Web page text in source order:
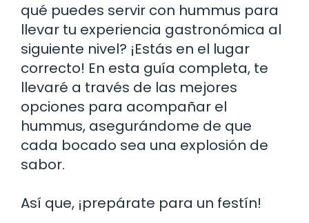
qué puedes servir con hummus para
llevar tu experiencia gastronómica al
siguiente nivel? ¡Estás en el lugar
correcto! En esta guía completa, te
llevaré a través de las mejores
opciones para acompañar el
hummus, asegurándome de que
cada bocado sea una explosión de
sabor.
Así que, ¡prepárate para un festín!